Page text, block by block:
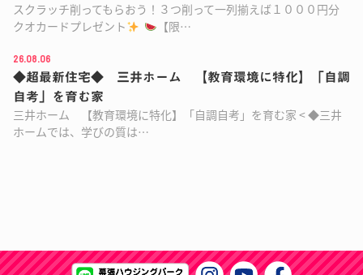
スクラッチ削ってもらおう！３つ削って一列揃えば１０００円分
クオカードプレゼント
【限…
26.08.06
◆超最新住宅◆ 三井ホーム 【教育環境に特化】「自調
自考」を育む家
三井ホーム 【教育環境に特化】「自調自考」を育む家 < ◆三井
ホームでは、学びの質は…